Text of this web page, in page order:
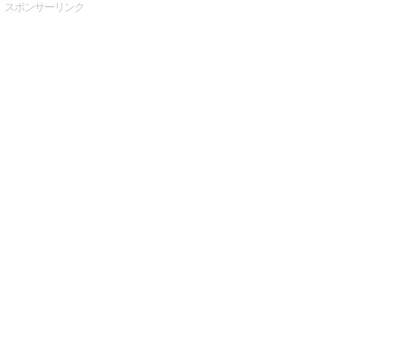
スポンサーリンク